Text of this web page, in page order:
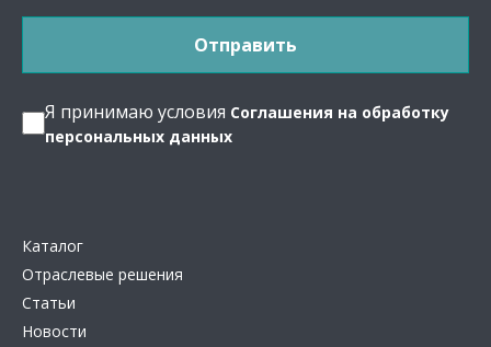
Я принимаю условия Соглашения на обработку
персональных данных
Каталог
Отраслевые решения
Статьи
Новости